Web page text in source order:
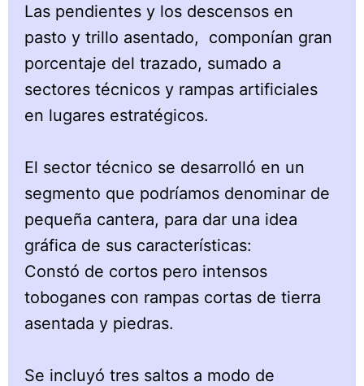
Las pendientes y los descensos en
pasto y trillo asentado, componían gran
porcentaje del trazado, sumado a
sectores técnicos y rampas artificiales
en lugares estratégicos.
El sector técnico se desarrolló en un
segmento que podríamos denominar de
pequeña cantera, para dar una idea
gráfica de sus características:
Constó de cortos pero intensos
toboganes con rampas cortas de tierra
asentada y piedras.
Se incluyó tres saltos a modo de